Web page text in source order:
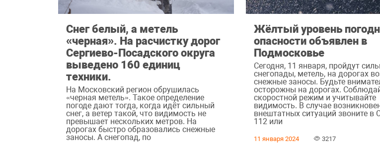
Снег белый, а метель
«черная». На расчистку дорог
Сергиево-Посадского округа
выведено 160 единиц
техники.
На Московский регион обрушилась
«черная метель». Такое определение
погоде дают тогда, когда идёт сильный
снег, а ветер такой, что видимость не
превышает нескольких метров. На
дорогах быстро образовались снежные
заносы. А снегопад, по
Жёлтый уровень
опасности объявлен в
Подмосковье
Сегодня, 11 января, пройдут
снегопады, метель, на дорогах
снежные заносы. Будьте
осторожны на дорогах.
скоростной режим и учитывайте
видимость. В случае
внештатных ситуаций звоните в
112 или
11 января 2024 3217